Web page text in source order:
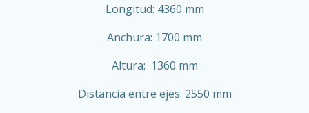
Longitud: 4360 mm
Anchura: 1700 mm
Altura: 1360 mm
Distancia entre ejes: 2550 mm